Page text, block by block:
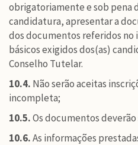
obrigatoriamente e sob pena
candidatura, apresentar a
dos documentos referidos no
básicos exigidos dos(as)
Conselho Tutelar.
10.4. Não serão aceitas
incompleta;
10.5.Os documentos
10.6.As informações